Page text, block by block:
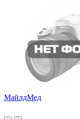
МайлдМед